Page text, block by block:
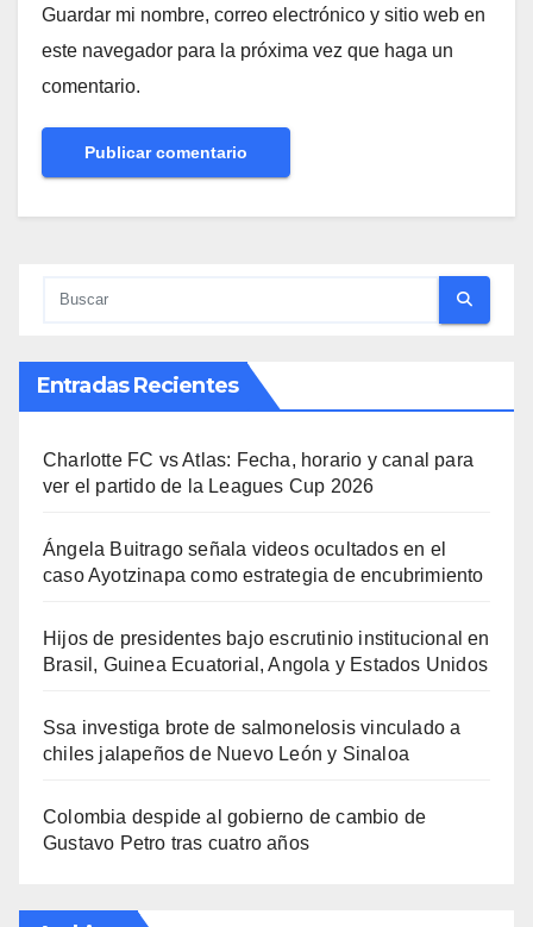
Guardar mi nombre, correo electrónico y sitio web en
este navegador para la próxima vez que haga un
comentario.
Entradas Recientes
Charlotte FC vs Atlas: Fecha, horario y canal para
ver el partido de la Leagues Cup 2026
Ángela Buitrago señala videos ocultados en el
caso Ayotzinapa como estrategia de encubrimiento
Hijos de presidentes bajo escrutinio institucional en
Brasil, Guinea Ecuatorial, Angola y Estados Unidos
Ssa investiga brote de salmonelosis vinculado a
chiles jalapeños de Nuevo León y Sinaloa
Colombia despide al gobierno de cambio de
Gustavo Petro tras cuatro años